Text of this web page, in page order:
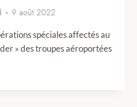
9 août 2022
spéciales affectés au
» des troupes aéroportées